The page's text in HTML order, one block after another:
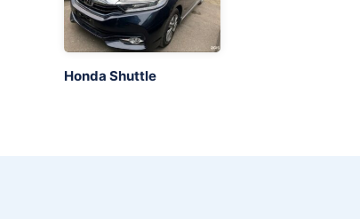
Honda Shuttle